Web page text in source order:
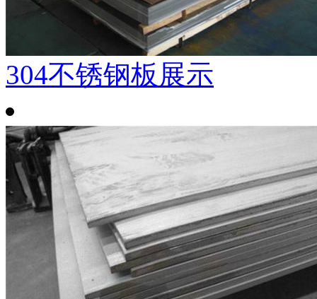
304不锈钢板展示